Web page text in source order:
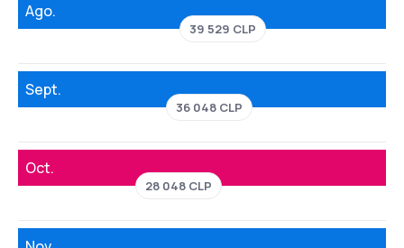
Ago.
39 529 CLP
Sept.
36 048 CLP
Oct.
28 048 CLP